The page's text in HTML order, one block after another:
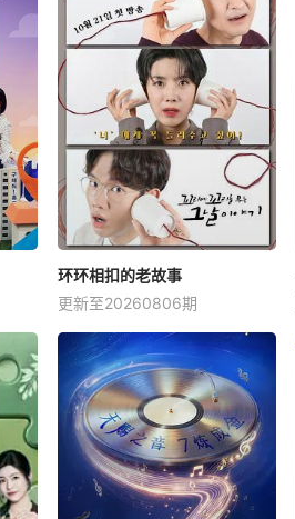
环环相扣的老故事
更新至20260806期